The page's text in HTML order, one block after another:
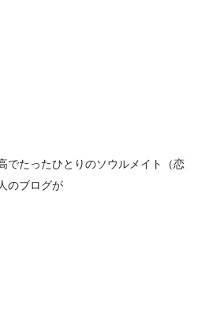
でたったひとりのソウルメイト（恋
のブログが